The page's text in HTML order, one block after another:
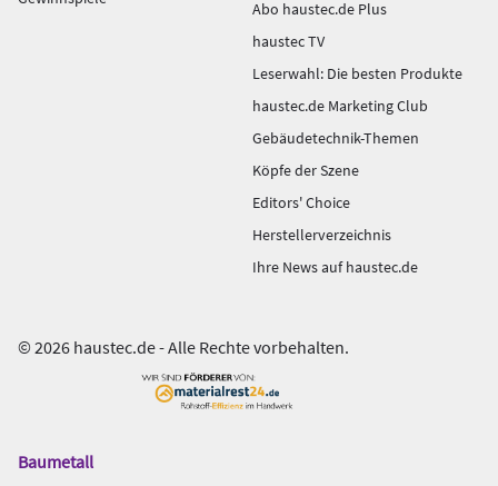
Abo haustec.de Plus
haustec TV
Leserwahl: Die besten Produkte
haustec.de Marketing Club
Gebäudetechnik-Themen
Köpfe der Szene
Editors' Choice
Herstellerverzeichnis
Ihre News auf haustec.de
© 2026 haustec.de - Alle Rechte vorbehalten.
Das
Baumetall